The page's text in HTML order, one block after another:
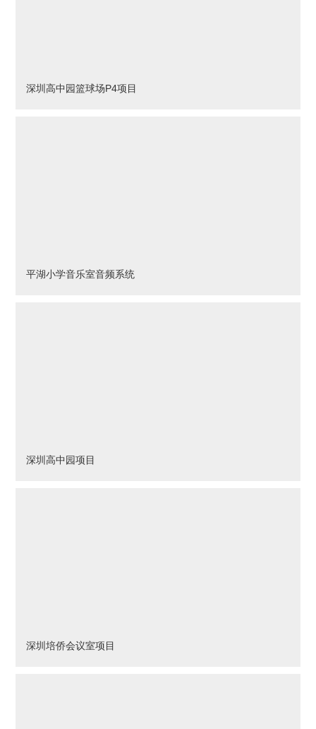
深圳高中园篮球场P4项目
平湖小学音乐室音频系统
深圳高中园项目
深圳培侨会议室项目